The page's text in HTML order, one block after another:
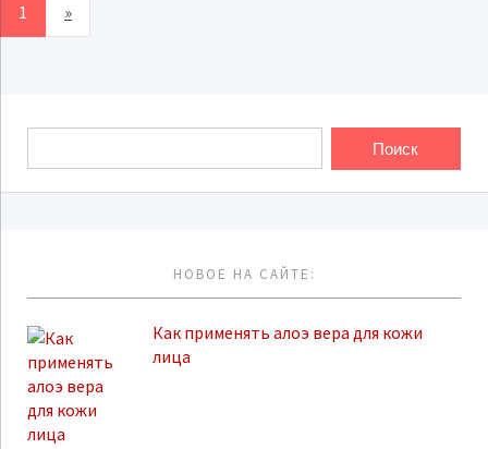
1 »
НОВОЕ НА САЙТЕ:
Как применять алоэ вера для кожи
лица